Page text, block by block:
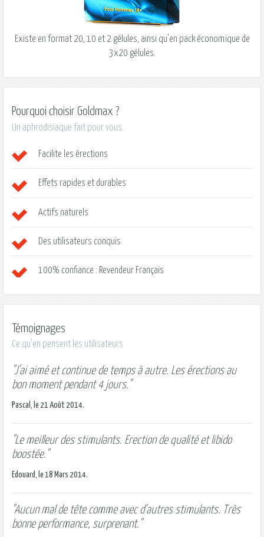
Existe en format 20, 10 et 2 gélules, ainsi qu'en pack économique de
3x20 gélules.
Pourquoi choisir Goldmax ?
Un aphrodisiaque fait pour vous.
Facilite les érections
Effets rapides et durables
Actifs naturels
Des utilisateurs conquis
100% confiance : Revendeur Français
Témoignages
Ce qu'en pensent les utilisateurs
"J'ai aimé et continue de temps à autre. Les érections au
bon moment pendant 4 jours."
Pascal, le 21 Août 2014.
"Le meilleur des stimulants. Erection de qualité et libido
boostée."
Edouard, le 18 Mars 2014.
"Aucun mal de tête comme avec d'autres stimulants. Très
bonne performance, surprenant."